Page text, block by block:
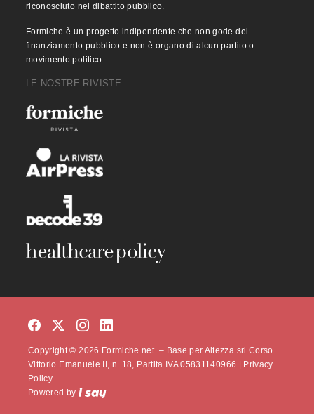
riconosciuto nel dibattito pubblico.
Formiche è un progetto indipendente che non gode del
finanziamento pubblico e non è organo di alcun partito o
movimento politico.
LE NOSTRE RIVISTE
Copyright © 2026 Formiche.net. – Base per Altezza srl Corso
Vittorio Emanuele II, n. 18, Partita IVA 05831140966 | Privacy
Policy.
Powered by